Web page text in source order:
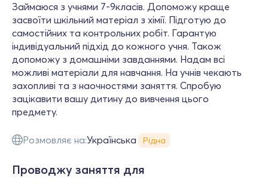
Займаюся з учнями 7-9класів. Допоможу краще
засвоїти шкільний матеріал з хімії. Підготую до
самостійних та контрольних робіт. Гарантую
індивідуальний підхід до кожного учня. Також
допоможу з домашніми завданнями. Надам всі
можливі матеріали для навчання. На учнів чекають
захопливі та з наочностями заняття. Спробую
зацікавити вашу дитину до вивчення цього
предмету.
Розмовляє на:Українська Рідна
Проводжу заняття для